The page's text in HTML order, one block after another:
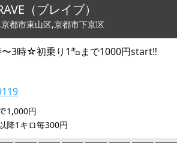
（ブレイブ）
都市東山区,京都市下京区
〜3時☆初乗り1㌔まで1000円start‼︎
1,000円
降1キロ毎300円